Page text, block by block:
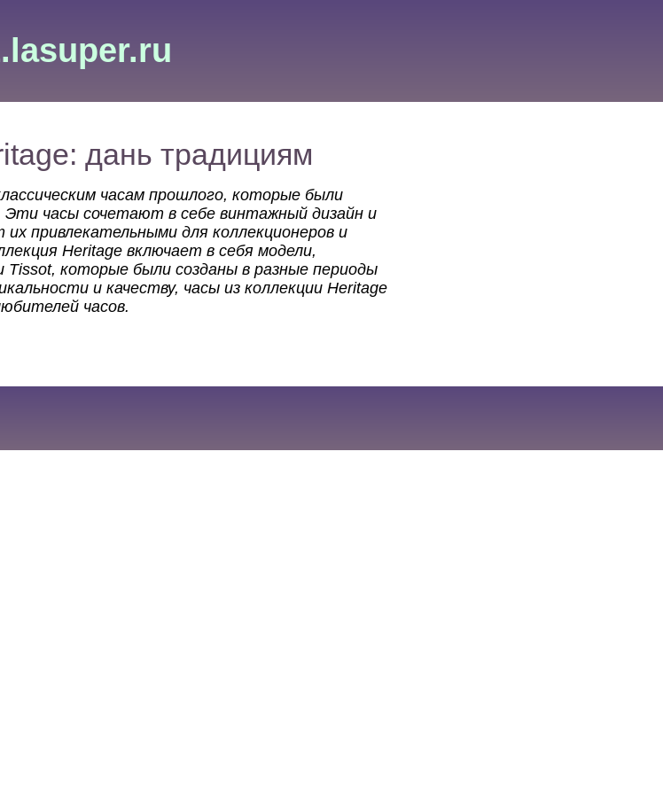
дань традициям
часам прошлого, которые были
Эти часы сочетают в себе винтажный дизайн и
привлекательными для коллекционеров и
Heritage включает в себя модели,
Tissot, которые были созданы в разные периоды
и качеству, часы из коллекции Heritage
часов.